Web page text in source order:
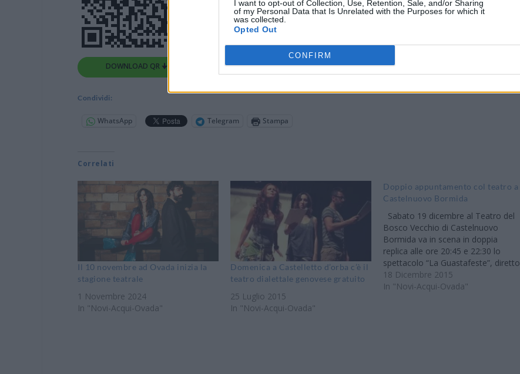
I want to opt-out of Collection, Use, Retention, Sale, and/or Sharing
of my Personal Data that Is Unrelated with the Purposes for which it
was collected.
Opted Out
CONFIRM
DOWNLOAD QR 🠋
Condividi:
WhatsApp Telegram Stampa
Correlati
Il 10 novembre ad Ovada inizia la
stagione teatrale
1 Novembre 2024
In "Novi-Acqui-Ovada"
Domenica a Castelletto d’orba c’è il
teatro dialettale genovese gratuito
25 Luglio 2015
In "Novi-Acqui-Ovada"
Doppio appuntamento col teatro a
Castelnuovo Bormida
Sabato 19 dicembre al Teatro del
Bosco Vecchio di Castelnuovo
Bormida va in scena in doppia
replica alle ore 20:45 e 22:30 lo
spettacolo “La Guastafeste”, diretto
da Daniel Gol per la Compagnia del
Teatro del Rimbombo. Si tratta del
18 Dicembre 2015
In "Novi-Acqui-Ovada"